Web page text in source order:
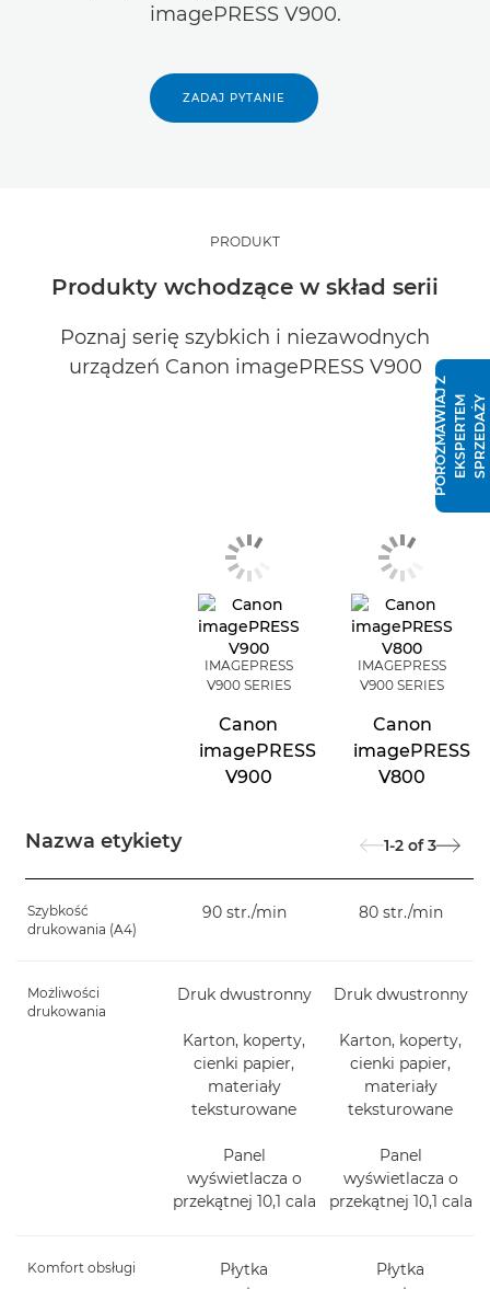
imagePRESS V900.
ZADAJ PYTANIE
PRODUKT
Produkty wchodzące w skład serii
Poznaj serię szybkich i niezawodnych
urządzeń Canon imagePRESS V900
Nazwa etykiety
IMAGEPRESS
V900 SERIES
Canon
imagePRESS
V900
IMAGEPRESS
V900 SERIES
Canon
imagePRESS
V800
1-2 of 3
Szybkość
drukowania (A4)
90 str./min 80 str./min
Możliwości
drukowania
Druk dwustronny
Karton, koperty,
cienki papier,
materiały
teksturowane
Panel
wyświetlacza o
przekątnej 10,1 cala
Druk dwustronny
Karton, koperty,
cienki papier,
materiały
teksturowane
Panel
wyświetlacza o
przekątnej 10,1 cala
Komfort obsługi
Płytka
Płytka
P
O
R
O
Z
M
A
W
IA
J
Z
E
K
S
P
E
R
T
EM
S
P
R
Z
E
D
A
Ż Y